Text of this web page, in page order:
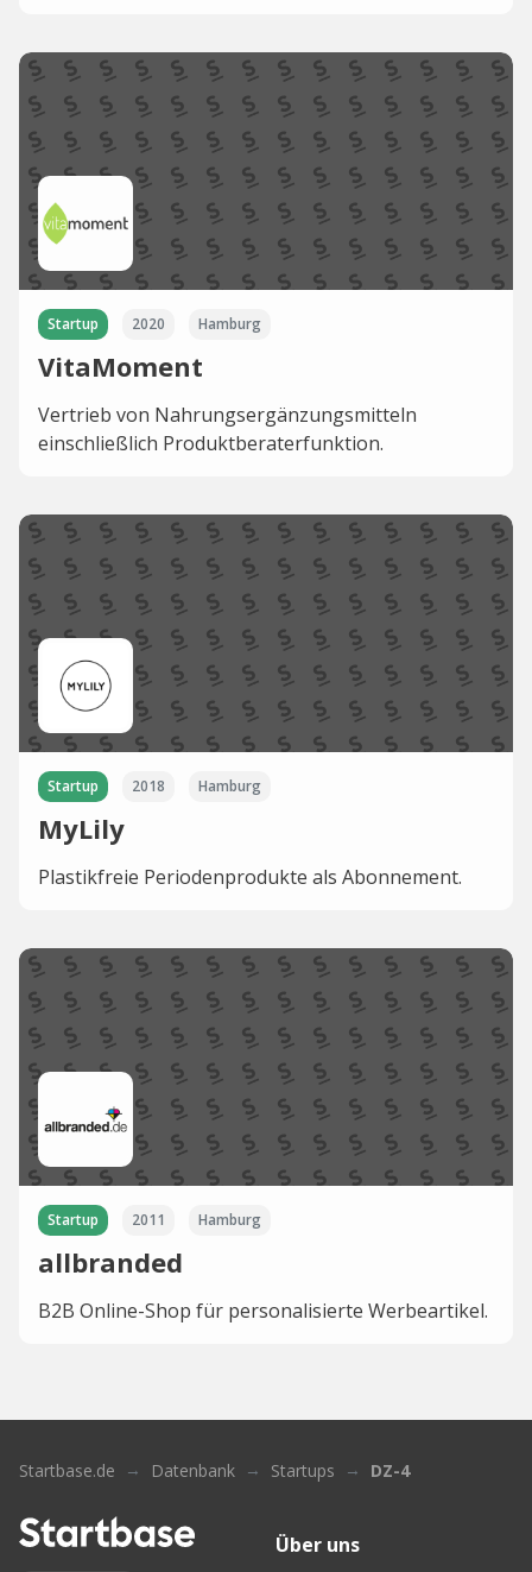
Startup 2020 Hamburg
VitaMoment
Vertrieb von Nahrungsergänzungsmitteln
einschließlich Produktberaterfunktion.
Startup 2018 Hamburg
MyLily
Plastikfreie Periodenprodukte als Abonnement.
Startup 2011 Hamburg
allbranded
B2B Online-Shop für personalisierte Werbeartikel.
Startbase.de Datenbank Startups DZ-4
Über uns